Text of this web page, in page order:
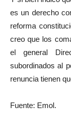
es un derecho
reforma
creo que los
el general
subordinados al
renuncia tienen
Fuente: Emol.